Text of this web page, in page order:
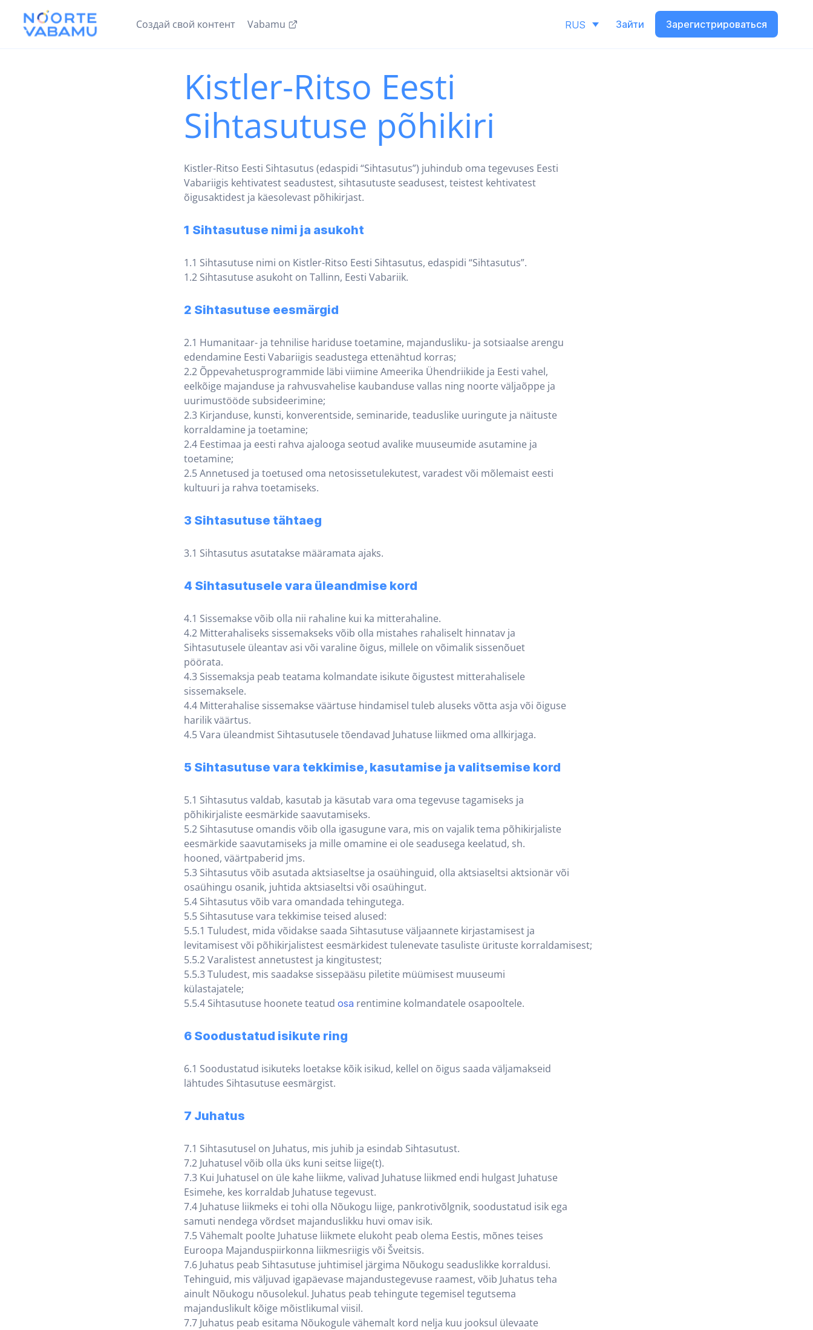
Создай свой контент Vabamu RUS Зайти Зарегистрироваться
Kistler-Ritso Eesti
Sihtasutuse põhikiri
Kistler-Ritso Eesti Sihtasutus (edaspidi “Sihtasutus”) juhindub oma tegevuses Eesti
Vabariigis kehtivatest seadustest, sihtasutuste seadusest, teistest kehtivatest
õigusaktidest ja käesolevast põhikirjast.
1 Sihtasutuse nimi ja asukoht
1.1 Sihtasutuse nimi on Kistler-Ritso Eesti Sihtasutus, edaspidi “Sihtasutus”.
1.2 Sihtasutuse asukoht on Tallinn, Eesti Vabariik.
2 Sihtasutuse eesmärgid
2.1 Humanitaar- ja tehnilise hariduse toetamine, majandusliku- ja sotsiaalse arengu
edendamine Eesti Vabariigis seadustega ettenähtud korras;
2.2 Õppevahetusprogrammide läbi viimine Ameerika Ühendriikide ja Eesti vahel,
eelkõige majanduse ja rahvusvahelise kaubanduse vallas ning noorte väljaõppe ja
uurimustööde subsideerimine;
2.3 Kirjanduse, kunsti, konverentside, seminaride, teaduslike uuringute ja näituste
korraldamine ja toetamine;
2.4 Eestimaa ja eesti rahva ajalooga seotud avalike muuseumide asutamine ja
toetamine;
2.5 Annetused ja toetused oma netosissetulekutest, varadest või mõlemaist eesti
kultuuri ja rahva toetamiseks.
3 Sihtasutuse tähtaeg
3.1 Sihtasutus asutatakse määramata ajaks.
4 Sihtasutusele vara üleandmise kord
4.1 Sissemakse võib olla nii rahaline kui ka mitterahaline.
4.2 Mitterahaliseks sissemakseks võib olla mistahes rahaliselt hinnatav ja
Sihtasutusele üleantav asi või varaline õigus, millele on võimalik sissenõuet
pöörata.
4.3 Sissemaksja peab teatama kolmandate isikute õigustest mitterahalisele
sissemaksele.
4.4 Mitterahalise sissemakse väärtuse hindamisel tuleb aluseks võtta asja või õiguse
harilik väärtus.
4.5 Vara üleandmist Sihtasutusele tõendavad Juhatuse liikmed oma allkirjaga.
5 Sihtasutuse vara tekkimise, kasutamise ja valitsemise kord
5.1 Sihtasutus valdab, kasutab ja käsutab vara oma tegevuse tagamiseks ja
põhikirjaliste eesmärkide saavutamiseks.
5.2 Sihtasutuse omandis võib olla igasugune vara, mis on vajalik tema põhikirjaliste
eesmärkide saavutamiseks ja mille omamine ei ole seadusega keelatud, sh.
hooned, väärtpaberid jms.
5.3 Sihtasutus võib asutada aktsiaseltse ja osaühinguid, olla aktsiaseltsi aktsionär või
osaühingu osanik, juhtida aktsiaseltsi või osaühingut.
5.4 Sihtasutus võib vara omandada tehingutega.
5.5 Sihtasutuse vara tekkimise teised alused:
5.5.1 Tuludest, mida võidakse saada Sihtasutuse väljaannete kirjastamisest ja
levitamisest või põhikirjalistest eesmärkidest tulenevate tasuliste ürituste korraldamisest;
5.5.2 Varalistest annetustest ja kingitustest;
5.5.3 Tuludest, mis saadakse sissepääsu piletite müümisest muuseumi
külastajatele;
5.5.4 Sihtasutuse hoonete teatud osa rentimine kolmandatele osapooltele.
6 Soodustatud isikute ring
6.1 Soodustatud isikuteks loetakse kõik isikud, kellel on õigus saada väljamakseid
lähtudes Sihtasutuse eesmärgist.
7 Juhatus
7.1 Sihtasutusel on Juhatus, mis juhib ja esindab Sihtasutust.
7.2 Juhatusel võib olla üks kuni seitse liige(t).
7.3 Kui Juhatusel on üle kahe liikme, valivad Juhatuse liikmed endi hulgast Juhatuse
Esimehe, kes korraldab Juhatuse tegevust.
7.4 Juhatuse liikmeks ei tohi olla Nõukogu liige, pankrotivõlgnik, soodustatud isik ega
samuti nendega võrdset majanduslikku huvi omav isik.
7.5 Vähemalt poolte Juhatuse liikmete elukoht peab olema Eestis, mõnes teises
Euroopa Majanduspiirkonna liikmesriigis või Šveitsis.
7.6 Juhatus peab Sihtasutuse juhtimisel järgima Nõukogu seaduslikke korraldusi.
Tehinguid, mis väljuvad igapäevase majandustegevuse raamest, võib Juhatus teha
ainult Nõukogu nõusolekul. Juhatus peab tehingute tegemisel tegutsema
majanduslikult kõige mõistlikumal viisil.
7.7 Juhatus peab esitama Nõukogule vähemalt kord nelja kuu jooksul ülevaate